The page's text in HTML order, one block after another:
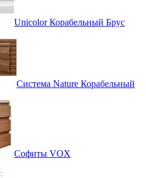
Unicolor Корабельный Брус
Система Nature Корабельный
Софиты VOX